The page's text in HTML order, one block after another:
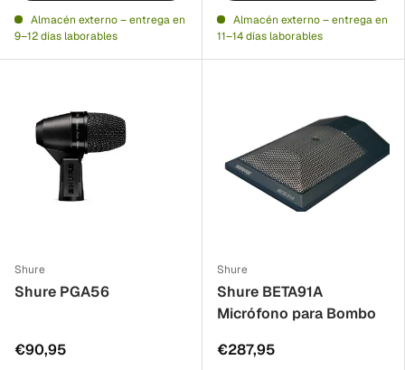
Almacén externo – entrega en
9–12 días laborables
Almacén externo – entrega en
11–14 días laborables
Shure
Shure PGA56
€90,95
Shure
Shure BETA91A
Micrófono para Bombo
€287,95